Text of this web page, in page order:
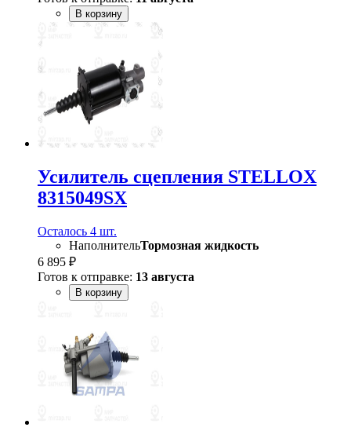
В корзину
Усилитель сцепления STELLOX
8315049SX
Осталось 4 шт.
НаполнительТормозная жидкость
6 895 ₽
Готов к отправке: 13 августа
В корзину